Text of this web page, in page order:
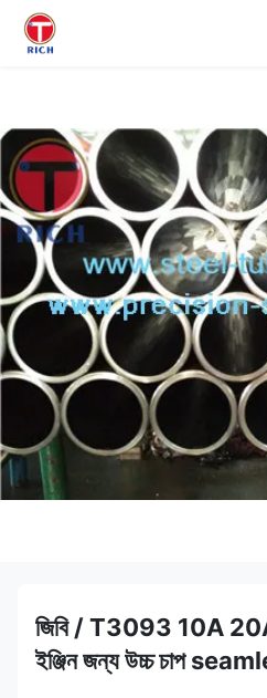
জিবি / T3093 10A
ইঞ্জিন জন্য উচ্চ চাপ